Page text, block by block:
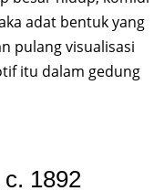
adat bentuk yang
pulang visualisasi
itu dalam gedung
1892